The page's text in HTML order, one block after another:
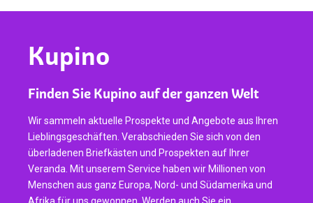
Kupino
Finden Sie Kupino auf der ganzen Welt
Wir sammeln aktuelle Prospekte und Angebote aus Ihren
Lieblingsgeschäften. Verabschieden Sie sich von den
überladenen Briefkästen und Prospekten auf Ihrer
Veranda. Mit unserem Service haben wir Millionen von
Menschen aus ganz Europa, Nord- und Südamerika und
Afrika für uns gewonnen. Werden auch Sie ein